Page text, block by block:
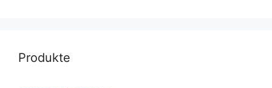
Produkte